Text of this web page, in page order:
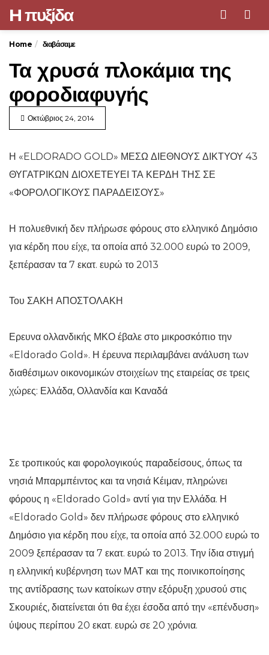
H πυξίδα
Home διαβάσαμε
Τα χρυσά πλοκάμια της
φοροδιαφυγής
Οκτώβριος 24, 2014
Η «ELDORADO GOLD» ΜΕΣΩ ΔΙΕΘΝΟΥΣ ΔΙΚΤΥΟΥ 43
ΘΥΓΑΤΡΙΚΩΝ ΔΙΟΧΕΤΕΥΕΙ ΤΑ ΚΕΡΔΗ ΤΗΣ ΣΕ
«ΦΟΡΟΛΟΓΙΚΟΥΣ ΠΑΡΑΔΕΙΣΟΥΣ»
Η πολυεθνική δεν πλήρωσε φόρους στο ελληνικό Δημόσιο
για κέρδη που είχε, τα οποία από 32.000 ευρώ το 2009,
ξεπέρασαν τα 7 εκατ. ευρώ το 2013
Του ΣΑΚΗ ΑΠΟΣΤΟΛΑΚΗ
Ερευνα ολλανδικής ΜΚΟ έβαλε στο μικροσκόπιο την
«Eldorado Gold». Η έρευνα περιλαμβάνει ανάλυση των
διαθέσιμων οικονομικών στοιχείων της εταιρείας σε τρεις
χώρες: Ελλάδα, Ολλανδία και Καναδά
Σε τροπικούς και φορολογικούς παραδείσους, όπως τα
νησιά Μπαρμπέιντος και τα νησιά Κέιμαν, πληρώνει
φόρους η «Eldorado Gold» αντί για την Ελλάδα. Η
«Eldorado Gold» δεν πλήρωσε φόρους στο ελληνικό
Δημόσιο για κέρδη που είχε, τα οποία από 32.000 ευρώ το
2009 ξεπέρασαν τα 7 εκατ. ευρώ το 2013. Την ίδια στιγμή
η ελληνική κυβέρνηση των ΜΑΤ και της ποινικοποίησης
της αντίδρασης των κατοίκων στην εξόρυξη χρυσού στις
Σκουριές, διατείνεται ότι θα έχει έσοδα από την «επένδυση»
ύψους περίπου 20 εκατ. ευρώ σε 20 χρόνια.